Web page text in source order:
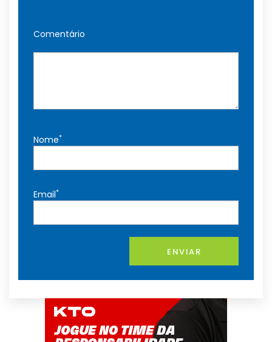
Comentário
Nome*
Email*
ENVIAR